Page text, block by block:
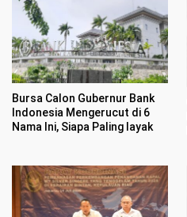
Bursa Calon Gubernur Bank
Indonesia Mengerucut di 6
Nama Ini, Siapa Paling layak